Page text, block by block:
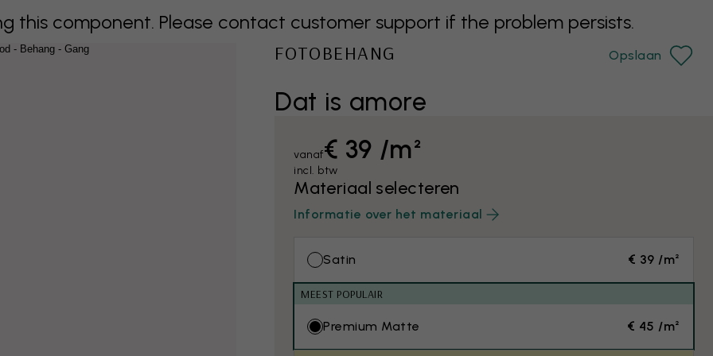
this component. Please contact customer support if the problem persists.
Dat is amore
FOTOBEHANG Opslaan
vanaf€ 39 /m²
incl. btw
Materiaal selecteren
Informatie over het materiaal
Satin € 39 /m²
MEEST POPULAIR
Premium Matte € 45 /m²